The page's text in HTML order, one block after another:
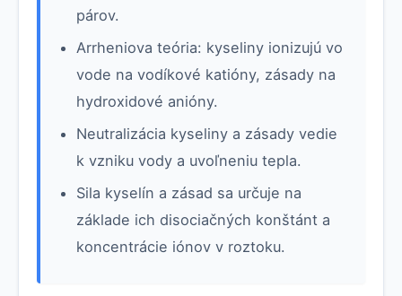
párov.
Arrheniova teória: kyseliny ionizujú vo
vode na vodíkové katióny, zásady na
hydroxidové anióny.
Neutralizácia kyseliny a zásady vedie
k vzniku vody a uvoľneniu tepla.
Sila kyselín a zásad sa určuje na
základe ich disociačných konštánt a
koncentrácie iónov v roztoku.